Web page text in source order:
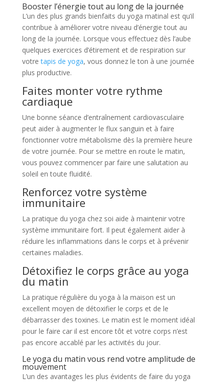
Booster l’énergie tout au long de la journée
L’un des plus grands bienfaits du yoga matinal est qu’il
contribue à améliorer votre niveau d’énergie tout au
long de la journée. Lorsque vous effectuez dès l’aube
quelques exercices d’étirement et de respiration sur
votretapis de yoga, vous donnez le ton à une journée
plus productive.
Faites monter votre rythme
cardiaque
Une bonne séance d’entraînement cardiovasculaire
peut aider à augmenter le flux sanguin et à faire
fonctionner votre métabolisme dès la première heure
de votre journée. Pour se mettre en route le matin,
vous pouvez commencer par faire une salutation au
soleil en toute fluidité.
Renforcez votre système
immunitaire
La pratique du yoga chez soi aide à maintenir votre
système immunitaire fort. Il peut également aider à
réduire les inflammations dans le corps et à prévenir
certaines maladies.
Détoxifiez le corps grâce au yoga
du matin
La pratique régulière du yoga à la maison est un
excellent moyen de détoxifier le corps et de le
débarrasser des toxines. Le matin est le moment idéal
pour le faire car il est encore tôt et votre corps n’est
pas encore accablé par les activités du jour.
Le yoga du matin vous rend votre amplitude de
mouvement
L’un des avantages les plus évidents de faire du yoga